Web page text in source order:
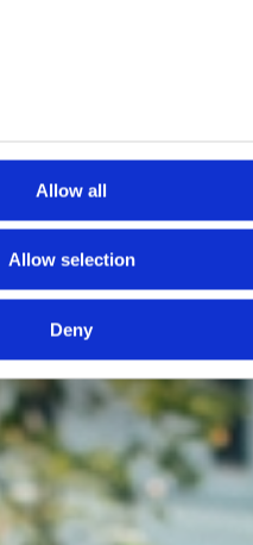
Allow all
Allow selection
Deny